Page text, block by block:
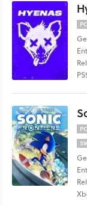
PC
PC